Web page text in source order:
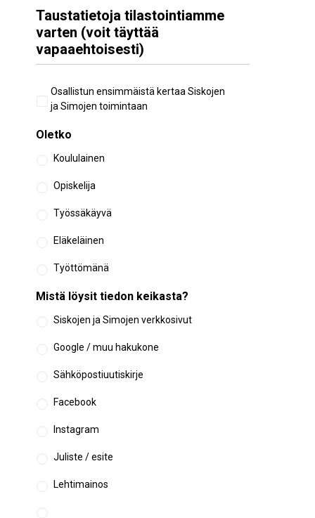
Taustatietoja tilastointiamme
varten (voit täyttää
vapaaehtoisesti)
Aiempi
osallistuminen
Osallistun ensimmäistä kertaa Siskojen
ja Simojen toimintaan
Oletko
Koululainen
Opiskelija
Työssäkäyvä
Eläkeläinen
Työttömänä
Mistä löysit tiedon keikasta?
Siskojen ja Simojen verkkosivut
Google / muu hakukone
Sähköpostiuutiskirje
Facebook
Instagram
Juliste / esite
Lehtimainos